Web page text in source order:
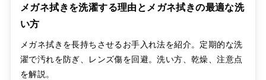
メガネ拭きを洗濯する理由とメガネ拭きの最適な洗
い方
メガネ拭きを長持ちさせるお手入れ法を紹介。定期的な洗
濯で汚れを防ぎ、レンズ傷を回避。洗い方、乾燥、注意点
を解説。